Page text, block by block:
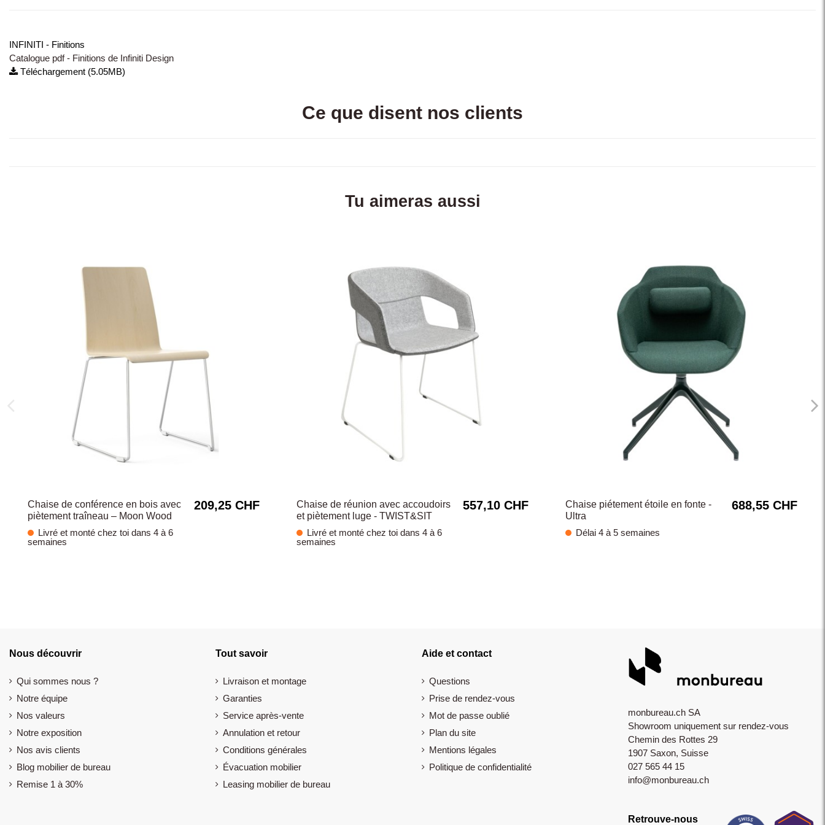
INFINITI - Finitions
Catalogue pdf - Finitions de Infiniti Design
Téléchargement (5.05MB)
Ce que disent nos clients
Tu aimeras aussi
Chaise de conférence en bois avec
piètement traîneau – Moon Wood
Livré et monté chez toi dans 4 à 6
semaines
209,25 CHF
Chaise de réunion avec accoudoirs
et piètement luge - TWIST&SIT
Livré et monté chez toi dans 4 à 6
semaines
557,10 CHF
Chaise piétement étoile en fonte -
Ultra
Délai 4 à 5 semaines
688,55 CHF
Nous découvrir
Qui sommes nous ?
Notre équipe
Nos valeurs
Notre exposition
Nos avis clients
Blog mobilier de bureau
Remise 1 à 30%
Tout savoir
Livraison et montage
Garanties
Service après-vente
Annulation et retour
Conditions générales
Évacuation mobilier
Leasing mobilier de bureau
Aide et contact
Questions
Prise de rendez-vous
Mot de passe oublié
Plan du site
Mentions légales
Politique de confidentialité
monbureau.ch SA
Showroom uniquement sur rendez-vous
Chemin des Rottes 29
1907 Saxon, Suisse
027 565 44 15
info@monbureau.ch
Retrouve-nous